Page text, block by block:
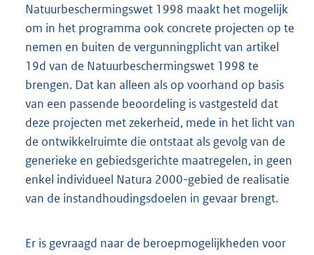
Natuurbeschermingswet 1998 maakt het mogelijk
om in het programma ook concrete projecten op te
nemen en buiten de vergunningplicht van artikel
19d van de Natuurbeschermingswet 1998 te
brengen. Dat kan alleen als op voorhand op basis
van een passende beoordeling is vastgesteld dat
deze projecten met zekerheid, mede in het licht van
de ontwikkelruimte die ontstaat als gevolg van de
generieke en gebiedsgerichte maatregelen, in geen
enkel individueel Natura 2000-gebied de realisatie
van de instandhoudingsdoelen in gevaar brengt.
Er is gevraagd naar de beroepmogelijkheden voor